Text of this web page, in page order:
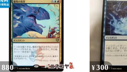
880 ¥300